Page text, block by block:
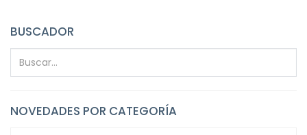
BUSCADOR
NOVEDADES POR CATEGORÍA